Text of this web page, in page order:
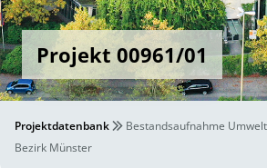
Projekt 00961/01
Projektdatenbank
Bestandsaufnahme
Bezirk Münster